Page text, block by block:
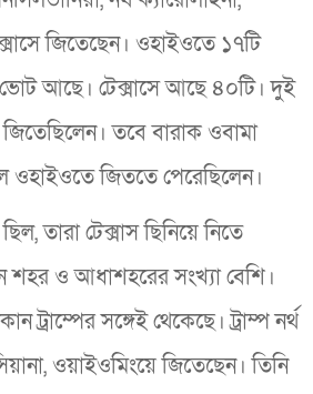
জিতেছেন। ওহাইওতে ১৭টি
আছে। টেক্সাসে আছে ৪০টি। দুই
জিতেছিলেন। তবে বারাক ওবামা
জিততে পেরেছিলেন।
তারা টেক্সাস ছিনিয়ে নিতে
শহর ও আধাশহরের সংখ্যা বেশি।
ট্রাম্পের সঙ্গেই থেকেছে। ট্রাম্প নর্থ
ওয়াইওমিংয়ে জিতেছেন। তিনি